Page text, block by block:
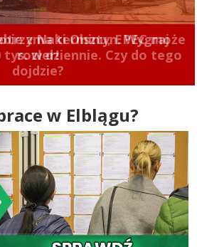
terminu, EPEC może
zł dziennie. Czy do tego
dojdzie?
w Elblągu?